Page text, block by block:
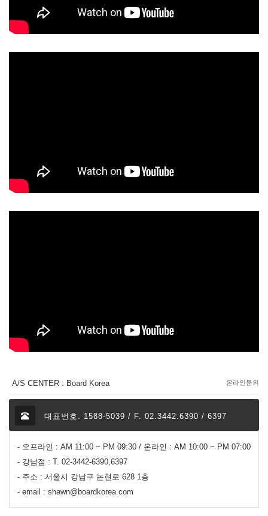
A/S CENTER : Board Korea 온라인문의
대표번호. 1588-5039 / F. 02.3442.6390 / 6397
- 오프라인 : AM 11:00 ~ PM 09:30 / 온라인 : AM 10:00 ~ PM 07:00
- 강남점 : T. 02-3442-6390,6397
- 주소 : 서울시 강남구 논현로 628 1층
- email : shawn@boardkorea.com